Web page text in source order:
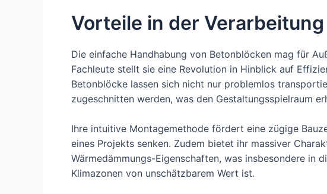
Vorteile in der Verarbeitung
Die einfache Handhabung von Betonblöcken mag für
Fachleute stellt sie eine Revolution in Hinblick auf
Betonblöcke lassen sich nicht nur problemlos
zugeschnitten werden, was den Gestaltungsspielraum
Ihre intuitive Montagemethode fördert eine zügige
eines Projekts senken. Zudem bietet ihr massiver
Wärmedämmungs-Eigenschaften, was insbesondere in
Klimazonen von unschätzbarem Wert ist.